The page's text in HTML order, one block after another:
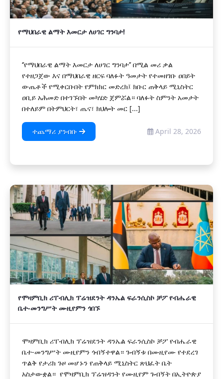
የማህበራዊ ልማት እመርታ ለሀገር ግንባታ!
‘’የማህበራዊ ልማት እመርታ ለሀገር ግንባታ’’ በሚል መሪ ቃል
የተዘጋጀው እና በማህበራዊ ዘርፍ ባለፉት ዓመታት የተመዘገቡ ዐበይት
ውጤቶች የሚቀርቡበት የምክክር መድረክ፤ ክቡር ጠቅላይ ሚኒስትር
ዐቢይ አሕመድ በተገኙበት መካሄድ ጀምሯል። ‎ባለፉት ስምንት አመታት
በተለይም በትምህርት፣ ጤና፣ ክህሎት መር [...]
ተጨማሪ ያንብቡ April 28, 2026
የሞዛምቢክ ሪፐብሊክ ፕሬዝደንት ዳንኤል ፍራንሲስኮ ቻፖ የብሔራዊ
ቤተ-መንግሥት ሙዚየምን ጎበኙ
ሞዛምቢክ ሪፐብሊክ ፕሬዝደንት ዳንኤል ፍራንሲስኮ ቻፖ የብሔራዊ
ቤተ-መንግሥት ሙዚየምን ጎብኝተዋል። ጉብኝቱ በሙዚየሙ የተደረገ
ጥልቅ የታሪክ ጉዞ መሆኑን የጠቅላይ ሚኒስትር ጽህፈት ቤት
አስታውቋል። የሞዛምቢክ ፕሬዝዳንት የሙዚየም ጉብኝት በኢትዮጵያ